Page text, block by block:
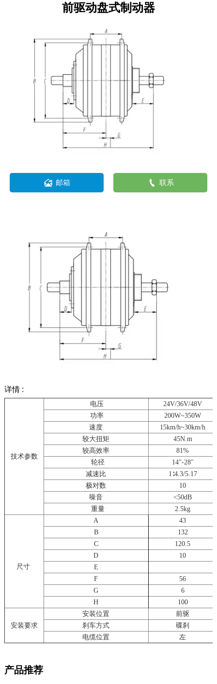
前驱动盘式制动器
 邮箱  联系
详情 :
技术参数
电压
24V/36V/48V
功率
200W~350W
速度
15km/h~30km/h
较大扭矩
45N.m
较高效率
81%
轮径
14"-28"
减速比
1∶4.3/5.17
极对数
10
噪音
<50dB
重量
2.5kg
尺寸
A
43
B
132
C
120.5
D
10
E
F
56
G
6
H
100
安装要求
安装位置
前驱
刹车方式
碟刹
电缆位置
左
产品推荐